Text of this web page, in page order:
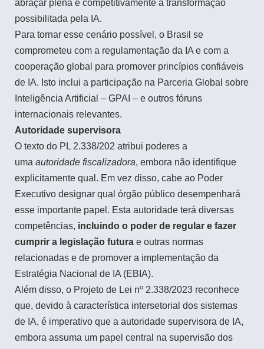
abraçar plena e competitivamente a transformação
possibilitada pela IA.
Para tornar esse cenário possível, o Brasil se
comprometeu com a regulamentação da IA e com a
cooperação global para promover princípios confiáveis
de IA. Isto inclui a participação na Parceria Global sobre
Inteligência Artificial – GPAI – e outros fóruns
internacionais relevantes.
Autoridade supervisora
O texto do PL 2.338/202 atribui poderes a
uma autoridade fiscalizadora, embora não identifique
explicitamente qual. Em vez disso, cabe ao Poder
Executivo designar qual órgão público desempenhará
esse importante papel. Esta autoridade terá diversas
competências, incluindo o poder de regular e fazer
cumprir a legislação futura e outras normas
relacionadas e de promover a implementação da
Estratégia Nacional de IA (EBIA).
Além disso, o Projeto de Lei nº 2.338/2023 reconhece
que, devido à característica intersetorial dos sistemas
de IA, é imperativo que a autoridade supervisora de IA,
embora assuma um papel central na supervisão dos